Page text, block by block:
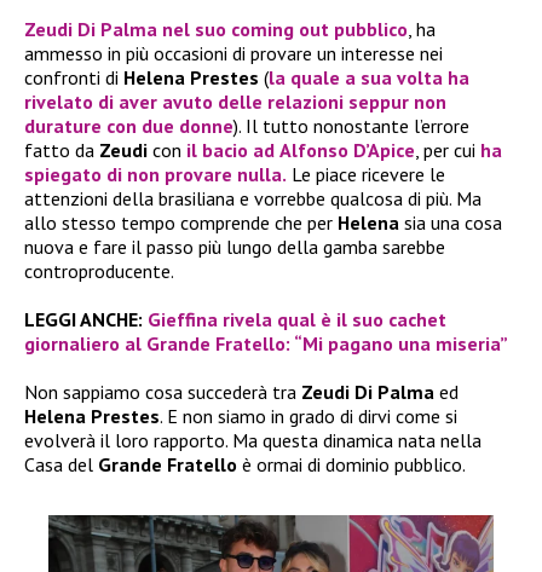
Zeudi Di Palma nel suo coming out pubblico, ha
ammesso in più occasioni di provare un interesse nei
confronti di Helena Prestes (la quale a sua volta ha
rivelato di aver avuto delle relazioni seppur non
durature con due donne). Il tutto nonostante l’errore
fatto da Zeudi con il bacio ad Alfonso D’Apice, per cui ha
spiegato di non provare nulla. Le piace ricevere le
attenzioni della brasiliana e vorrebbe qualcosa di più. Ma
allo stesso tempo comprende che per Helena sia una cosa
nuova e fare il passo più lungo della gamba sarebbe
controproducente.
LEGGI ANCHE: Gieffina rivela qual è il suo cachet
giornaliero al Grande Fratello: “Mi pagano una miseria”
Non sappiamo cosa succederà tra Zeudi Di Palma ed
Helena Prestes. E non siamo in grado di dirvi come si
evolverà il loro rapporto. Ma questa dinamica nata nella
Casa del Grande Fratello è ormai di dominio pubblico.